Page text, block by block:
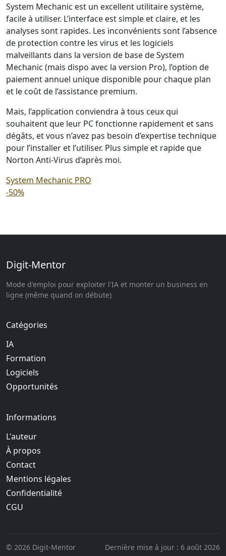
System Mechanic est un excellent utilitaire système,
facile à utiliser. L’interface est simple et claire, et les
analyses sont rapides. Les inconvénients sont l’absence
de protection contre les virus et les logiciels
malveillants dans la version de base de System
Mechanic (mais dispo avec la version Pro), l’option de
paiement annuel unique disponible pour chaque plan
et le coût de l’assistance premium.
Mais, l’application conviendra à tous ceux qui
souhaitent que leur PC fonctionne rapidement et sans
dégâts, et vous n’avez pas besoin d’expertise technique
pour l’installer et l’utiliser. Plus simple et rapide que
Norton Anti-Virus d’après moi.
System Mechanic PRO
-50%
Digit-Mentor
Mode d'emploi pour exploiter l'IA et monter un business en
ligne (même quand on débute)
Catégories
IA
Formation
Logiciels
Opportunités
Informations
L'auteur
À propos
Contact
Mentions légales
Confidentialité
CGU
© 2026 Digit-Mentor Dernière mise à jour : 6 août 2026